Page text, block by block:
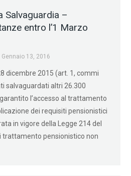
Salvaguardia –
entro l’1 Marzo
Gennaio 13, 2016
dicembre 2015 (art. 1, commi
salvaguardati altri 26.300
l’accesso al trattamento
dei requisiti pensionistici
in vigore della Legge 214 del
trattamento pensionistico non